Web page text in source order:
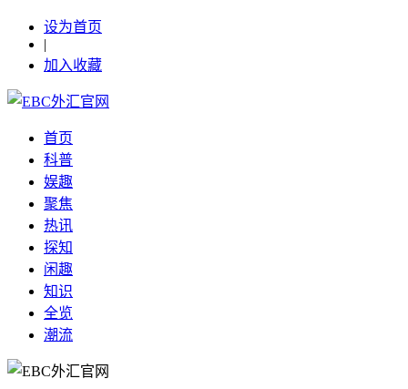
设为首页
|
加入收藏
首页
科普
娱趣
聚焦
热讯
探知
闲趣
知识
全览
潮流